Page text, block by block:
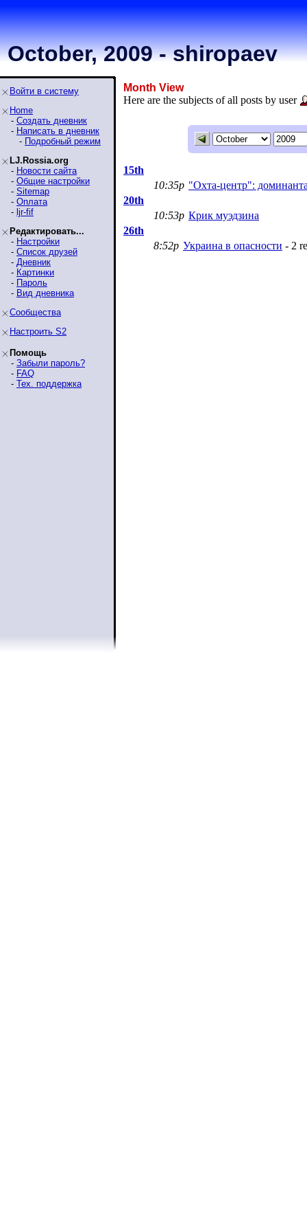
October, 2009 - shiropaev
Войти в систему
Home
- Создать дневник
- Написать в дневник
- Подробный режим
LJ.Rossia.org
- Новости сайта
- Общие настройки
- Sitemap
- Оплата
- ljr-fif
Редактировать...
- Настройки
- Список друзей
- Дневник
- Картинки
- Пароль
- Вид дневника
Сообщества
Настроить S2
Помощь
- Забыли пароль?
- FAQ
- Тех. поддержка
Month View
Here are the subjects of all posts by user
15th
10:35p "Охта-центр":
20th
10:53p Крик муэдзина
26th
8:52p Украина в опасности - 2